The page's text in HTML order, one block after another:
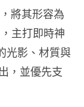
將其形容為
主打即時神
光影、材質與
，並優先支